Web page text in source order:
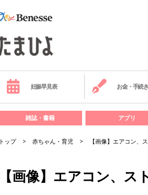
妊娠早見表 お金・手続き
雑誌・書籍 アプリ
トップ 赤ちゃん・育児 【画像】エアコン、
【画像】エアコン、